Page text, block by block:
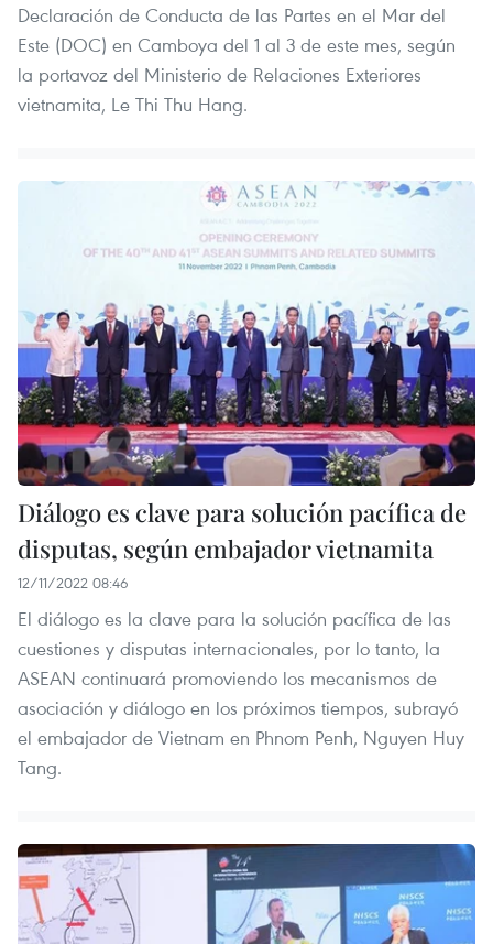
Declaración de Conducta de las Partes en el Mar del
Este (DOC) en Camboya del 1 al 3 de este mes, según
la portavoz del Ministerio de Relaciones Exteriores
vietnamita, Le Thi Thu Hang.
Diálogo es clave para solución pacífica de
disputas, según embajador vietnamita
12/11/2022 08:46
El diálogo es la clave para la solución pacífica de las
cuestiones y disputas internacionales, por lo tanto, la
ASEAN continuará promoviendo los mecanismos de
asociación y diálogo en los próximos tiempos, subrayó
el embajador de Vietnam en Phnom Penh, Nguyen Huy
Tang.